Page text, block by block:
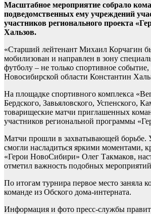
Масштабное мероприятие собрало
подведомственных ему учреждений
участников регионального проекта
Хальзов.
«Старший лейтенант Михаил Корчагин
мобилизован и направлен в зону
футболу – не только спортивное
Новосибирской области Константин
На площадке спортивного комплекса
Бердского, Завьяловского, Успенского,
товарищеские матчи приглашенных
участников региональной программы
Матчи прошли в захватывающей борьбе.
смогли насладиться яркими моментами,
«Герои НовоСибири» Олег Такмаков,
отметил важность подобных
По итогам турнира первое место заняла
команде из Обского дома-интерната.
Информация и фото пресс-службы